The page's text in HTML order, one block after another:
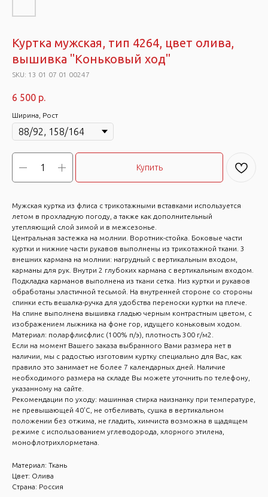
Куртка мужская, тип 4264, цвет олива,
вышивка "Коньковый ход"
SKU: 13 01 07 01 00247
6 500 р.
Ширина, Рост
Купить
Мужская куртка из флиса с трикотажными вставками используется
летом в прохладную погоду, а также как дополнительный
утепляющий слой зимой и в межсезонье.
Центральная застежка на молнии. Воротник-стойка. Боковые части
куртки и нижние части рукавов выполнены из трикотажной ткани. 3
внешних кармана на молнии: нагрудный с вертикальным входом,
карманы для рук. Внутри 2 глубоких кармана с вертикальным входом.
Подкладка карманов выполнена из ткани сетка. Низ куртки и рукавов
обработаны эластичной тесьмой. На внутренней стороне со стороны
спинки есть вешалка-ручка для удобства переноски куртки на плече.
На спине выполнена вышивка гладью черным контрастным цветом, с
изображением лыжника на фоне гор, идущего коньковым ходом.
Материал: поларфлисфлис (100% п/э), плотность 300 г/м2.
Если на момент Вашего заказа выбранного Вами размера нет в
наличии, мы с радостью изготовим куртку специально для Вас, как
правило это занимает не более 7 календарных дней. Наличие
необходимого размера на складе Вы можете уточнить по телефону,
указанному на сайте.
Рекомендации по уходу: машинная стирка наизнанку при температуре,
не превышающей 40'С, не отбеливать, сушка в вертикальном
положении без отжима, не гладить, химчиста возможна в щадящем
режиме с использованием углеводорода, хлорного этилена,
монофлотрихлорметана.
Материал: Ткань
Цвет: Олива
Страна: Россия